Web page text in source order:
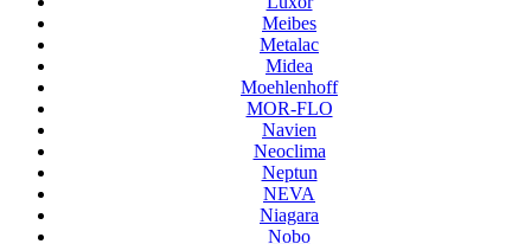
Meibes
Metalac
Midea
Moehlenhoff
MOR-FLO
Navien
Neoclima
Neptun
NEVA
Niagara
Nobo